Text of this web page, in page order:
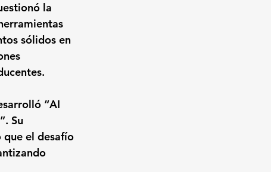
la
sólidos en
“AI
. Su
que el desafío